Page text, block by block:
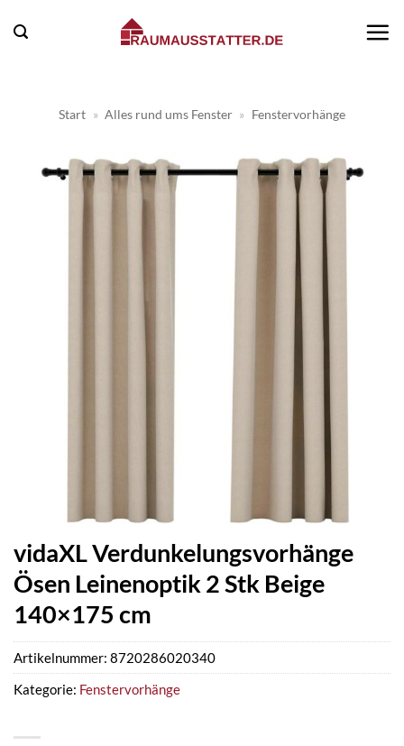
Inhalt
Start » Alles rund ums Fenster » Fenstervorhänge
vidaXL Verdunkelungsvorhänge
Ösen Leinenoptik 2 Stk Beige
140×175 cm
Artikelnummer: 8720286020340
Kategorie: Fenstervorhänge